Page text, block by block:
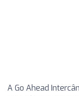
A Go Ahead